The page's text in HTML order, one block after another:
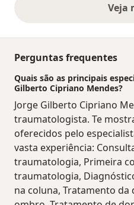
Veja
Perguntas frequentes
Quais são as principais
Gilberto Cipriano Mendes?
Jorge Gilberto Cipriano
traumatologista. Te
oferecidos pelo
vasta experiência:
traumatologia, Primeira
traumatologia,
na coluna, Tratamento